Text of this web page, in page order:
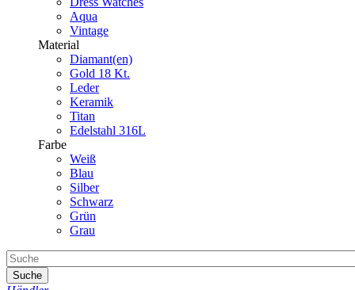
Aqua
Vintage
Material
Diamant(en)
Gold 18 Kt.
Leder
Keramik
Titan
Edelstahl 316L
Farbe
Weiß
Blau
Silber
Schwarz
Grün
Grau
Suche